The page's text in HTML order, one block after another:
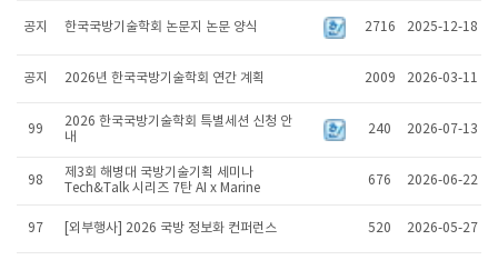
공지 한국국방기술학회 논문지 논문 양식 2716 2025-12-18
공지 2026년 한국국방기술학회 연간 계획 2009 2026-03-11
99
2026 한국국방기술학회 특별세션 신청 안
내
240 2026-07-13
98
제3회 해병대 국방기술기획 세미나
Tech&Talk 시리즈 7탄 AI x Marine
676 2026-06-22
97 [외부행사] 2026 국방 정보화 컨퍼런스 520 2026-05-27